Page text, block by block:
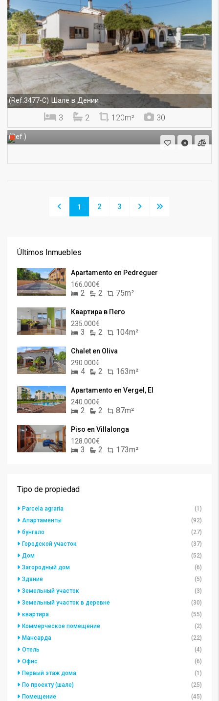
(Ref.3477-C) Шале в Дении
3 2 120m² 30
(Ref.)
1 2 3
Últimos Inmuebles
Apartamento en Pedreguer
166.000€
2 2 75m²
Квартира в Пего
235.000€
3 2 104m²
Chalet en Oliva
290.000€
4 2 163m²
Apartamento en Vergel, El
240.000€
2 2 87m²
Piso en Villalonga
128.000€
3 2 173m²
Tipo de propiedad
Parcela agraria
(1)
Апартаменты
(92)
бунгало
(27)
Городской участок
(37)
Дом
(52)
Загородный дом
(6)
Здание
(5)
Земельный участок
(3)
Земельный участок в деревне
(30)
квартира
(55)
Коммерческое помещение
(2)
Мансарда
(22)
Отель
(4)
Офис
(6)
Первый этаж дома
(1)
По проекту (шале)
(25)
Помещение
(45)